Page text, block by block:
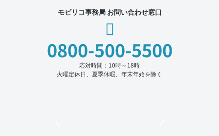
モビリコ事務局 お問い合わせ窓口
0800-500-5500
応対時間：10時～18時
火曜定休日、夏季休暇、年末年始を除く